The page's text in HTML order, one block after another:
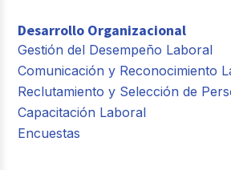
Desarrollo Organizacional
Gestión del Desempeño Laboral
Comunicación y Reconocimiento
Reclutamiento y Selección de
Capacitación Laboral
Encuestas